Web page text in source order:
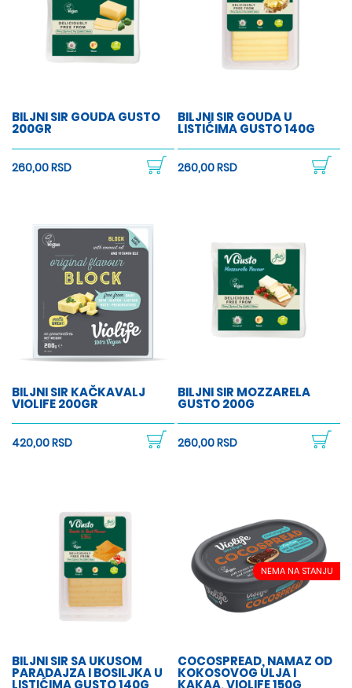
BILJNI SIR GOUDA GUSTO
200GR
260,00 RSD
BILJNI SIR GOUDA U
LISTIĆIMA GUSTO 140G
260,00 RSD
BILJNI SIR KAČKAVALJ
VIOLIFE 200GR
420,00 RSD
BILJNI SIR MOZZARELA
GUSTO 200G
260,00 RSD
BILJNI SIR SA UKUSOM
PARADAJZA I BOSILJKA U
LISTIĆIMA GUSTO 140G
NEMA NA STANJU
COCOSPREAD, NAMAZ OD
KOKOSOVOG ULJA I
KAKAA, VIOLIFE 150G